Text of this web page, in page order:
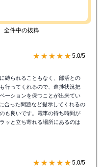
全件中の抜粋
★★★★★ 5.0/5
縛られることもなく、部活との
行ってくれるので、進捗状況把
ーションを保つことが出来てい
合った問題など提示してくれるの
も良いです。電車の待ち時間が
ッと立ち寄れる場所にあるのは
★★★★★ 5.0/5